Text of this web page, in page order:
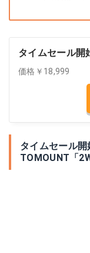
タイムセール開
価格￥18,999
タイムセール開
TOMOUNT「